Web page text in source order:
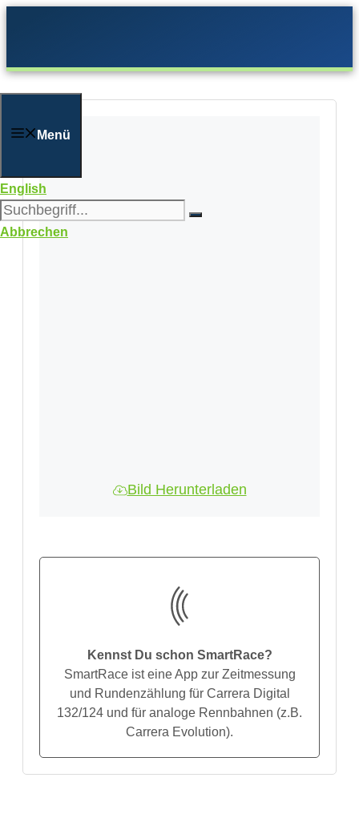
Menü
English
Abbrechen
Bild Herunterladen
Kennst Du schon SmartRace?
SmartRace ist eine App zur Zeitmessung
und Rundenzählung für Carrera Digital
132/124 und für analoge Rennbahnen (z.B.
Carrera Evolution).